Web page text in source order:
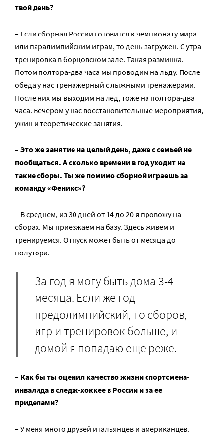
твой день?
– Если сборная России готовится к чемпионату мира
или паралимпийским играм, то день загружен. С утра
тренировка в борцовском зале. Такая разминка.
Потом полтора-два часа мы проводим на льду. После
обеда у нас тренажерный с лыжными тренажерами.
После них мы выходим на лед, тоже на полтора-два
часа. Вечером у нас восстановительные мероприятия,
ужин и теоретические занятия.
– Это же занятие на целый день, даже с семьей не
пообщаться. А сколько времени в год уходит на
такие сборы. Ты же помимо сборной играешь за
команду «Феникс»?
– В среднем, из 30 дней от 14 до 20 я провожу на
сборах. Мы приезжаем на базу. Здесь живем и
тренируемся. Отпуск может быть от месяца до
полутора.
За год я могу быть дома 3-4
месяца. Если же год
предолимпийский, то сборов,
игр и тренировок больше, и
домой я попадаю еще реже.
– Как бы ты оценил качество жизни спортсмена-
инвалида в следж-хоккее в России и за ее
приделами?
– У меня много друзей итальянцев и американцев.